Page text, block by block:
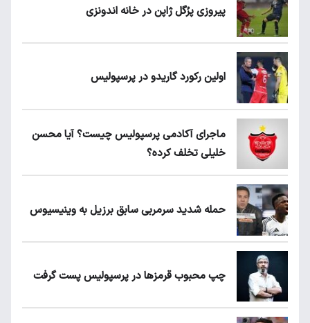
پیروزی پرُگل ژاپن در خانه اندونزی
اولین رکورد گاریدو در پرسپولیس
ماجرای آکادمی پرسپولیس چیست؟ آیا محسن
خلیلی تخلف کرده؟
حمله شدید سرمربی سابق برزیل به وینیسیوس
چپ محبوب قرمزها در پرسپولیس پست گرفت